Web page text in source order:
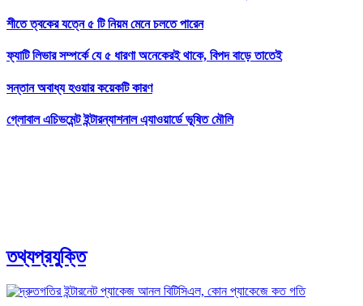
শীতে ত্বকের যত্নে ৫ টি নিয়ম মেনে চলতে পারেন
ফ্যাটি লিভার সম্পর্কে যে ৫ ধারণা অনেকেরই থাকে, বিপদ বাড়ে তাতেই
সন্তান অবাধ্য হওয়ার কয়েকটি কারণ
গ্লোবাল এচিভমেন্ট ইন্টারন্যাশনাল এ্যাওয়ার্ডে ভূষিত মৌলি
তথ্যপ্রযুক্তি